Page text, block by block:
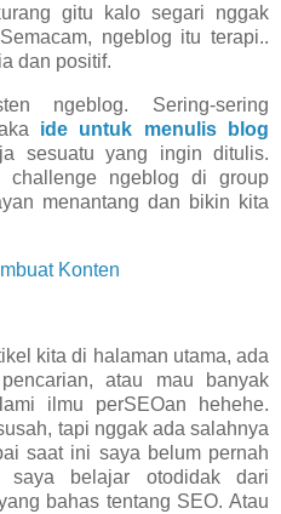
gitu kalo segari nggak
ngeblog itu terapi..
dan positif.
ngeblog. Sering-sering
ide untuk menulis blog
sesuatu yang ingin ditulis.
ngeblog di group
menantang dan bikin kita
Konten
kita di halaman utama, ada
atau mau banyak
ilmu perSEOan hehehe.
tapi nggak ada salahnya
saat ini saya belum pernah
belajar otodidak dari
bahas tentang SEO. Atau